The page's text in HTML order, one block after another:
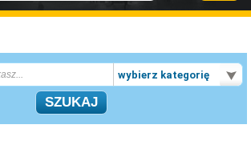
wybierz kategorię